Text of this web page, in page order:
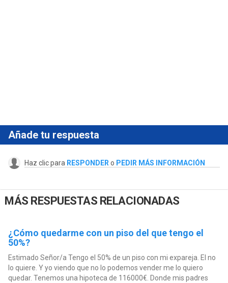
Añade tu respuesta
Haz clic para RESPONDER o PEDIR MÁS INFORMACIÓN
MÁS RESPUESTAS RELACIONADAS
¿Cómo quedarme con un piso del que tengo el
50%?
Estimado Señor/a Tengo el 50% de un piso con mi expareja. El no
lo quiere. Y yo viendo que no lo podemos vender me lo quiero
quedar. Tenemos una hipoteca de 116000€. Donde mis padres